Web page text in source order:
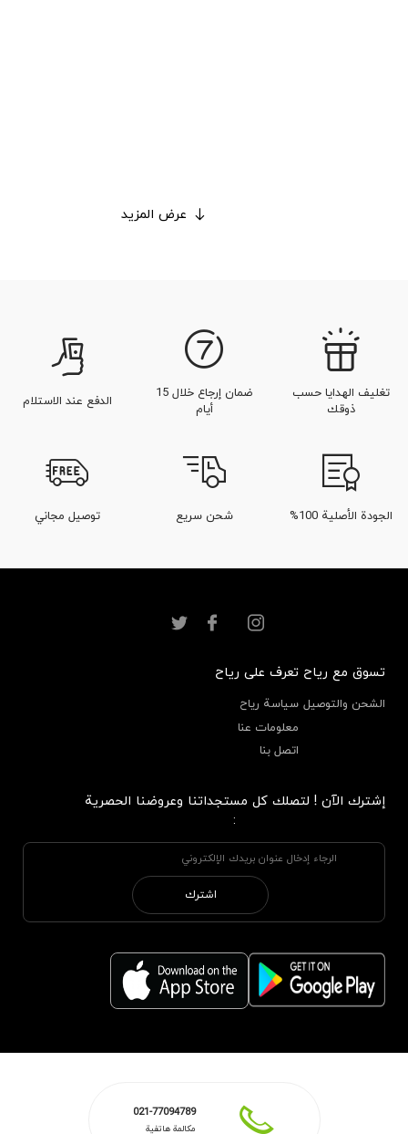
عرض المزيد
تغليف الهدايا حسب
ذوقك
ضمان إرجاع خلال 15
أيام
الدفع عند الاستلام
الجودة الأصلية 100% شحن سريع توصيل مجاني
تسوق مع رياح
الشحن والتوصيل
تعرف على رياح
سياسة رياح
معلومات عنا
اتصل بنا
إشترك الآن ! لتصلك كل مستجداتنا وعروضنا الحصرية
:
اشترك
021-77094789
مكالمة هاتفية